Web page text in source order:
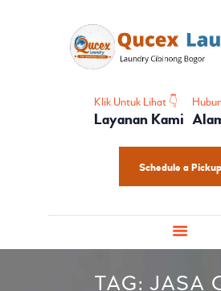
Klik Untuk Lihat 👇
Layanan Kami
Schedule a Pickup
TAG: JASA
PROFIL
HOME CARE
SHOES CARE
BABY CARE
PAKET LAUNDRY
PELATIHAN